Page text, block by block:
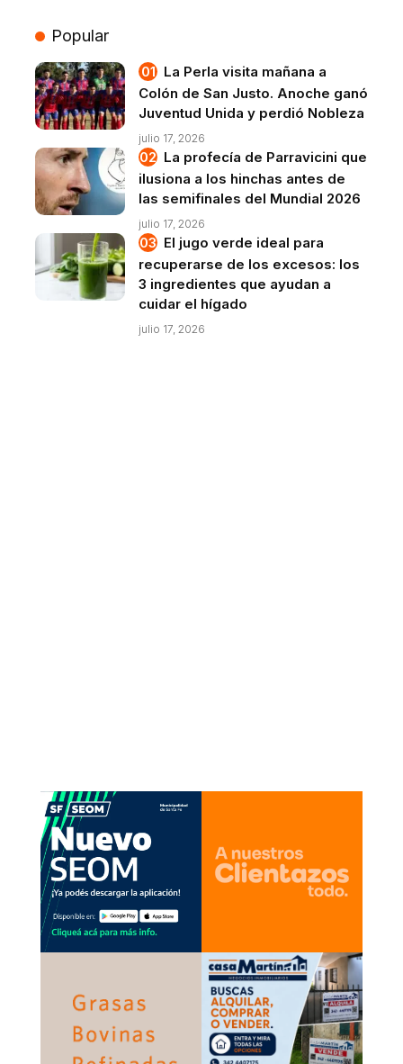
Popular
La Perla visita mañana a
Colón de San Justo. Anoche ganó
Juventud Unida y perdió Nobleza
julio 17, 2026
La profecía de Parravicini que
ilusiona a los hinchas antes de
las semifinales del Mundial 2026
julio 17, 2026
El jugo verde ideal para
recuperarse de los excesos: los
3 ingredientes que ayudan a
cuidar el hígado
julio 17, 2026